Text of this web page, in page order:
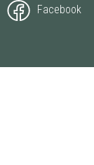
Facebook